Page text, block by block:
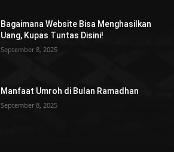
Bagaimana Website Bisa Menghasilkan
Uang, Kupas Tuntas Disini!
September 8, 2025
Manfaat Umroh di Bulan Ramadhan
September 8, 2025